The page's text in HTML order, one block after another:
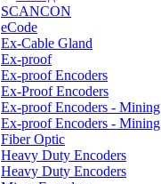
SCANCON
eCode
Ex-Cable Gland
Ex-proof
Ex-proof Encoders
Ex-Proof Encoders
Ex-proof Encoders - Mining
Ex-proof Encoders - Mining
Fiber Optic
Heavy Duty Encoders
Heavy Duty Encoders